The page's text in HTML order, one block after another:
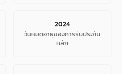
2024
วันหมดอายุของการรับประกัน
หลัก